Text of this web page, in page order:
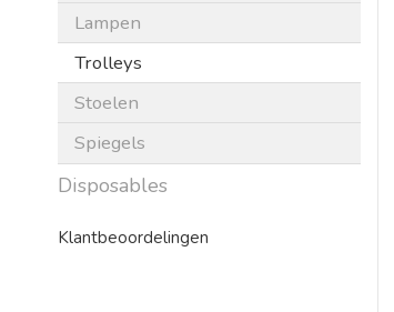
Lampen
Trolleys
Stoelen
Spiegels
Disposables
Klantbeoordelingen